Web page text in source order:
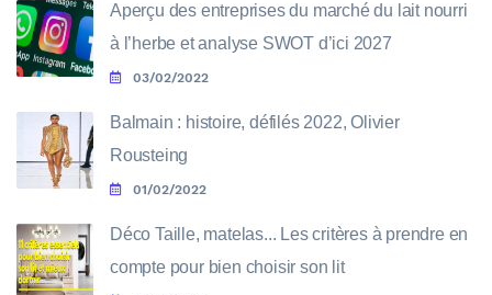
Aperçu des entreprises du marché du lait nourri
à l’herbe et analyse SWOT d’ici 2027
03/02/2022
Balmain : histoire, défilés 2022, Olivier
Rousteing
01/02/2022
Déco Taille, matelas... Les critères à prendre en
compte pour bien choisir son lit